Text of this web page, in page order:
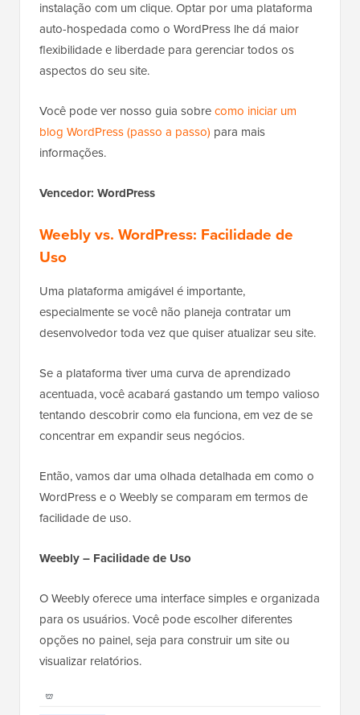
instalação com um clique. Optar por uma plataforma
auto-hospedada como o WordPress lhe dá maior
flexibilidade e liberdade para gerenciar todos os
aspectos do seu site.
Você pode ver nosso guia sobrecomo iniciar um
blog WordPress (passo a passo) para mais
informações.
Vencedor: WordPress
Weebly vs. WordPress: Facilidade de
Uso
Uma plataforma amigável é importante,
especialmente se você não planeja contratar um
desenvolvedor toda vez que quiser atualizar seu site.
Se a plataforma tiver uma curva de aprendizado
acentuada, você acabará gastando um tempo valioso
tentando descobrir como ela funciona, em vez de se
concentrar em expandir seus negócios.
Então, vamos dar uma olhada detalhada em como o
WordPress e o Weebly se comparam em termos de
facilidade de uso.
Weebly – Facilidade de Uso
O Weebly oferece uma interface simples e organizada
para os usuários. Você pode escolher diferentes
opções no painel, seja para construir um site ou
visualizar relatórios.